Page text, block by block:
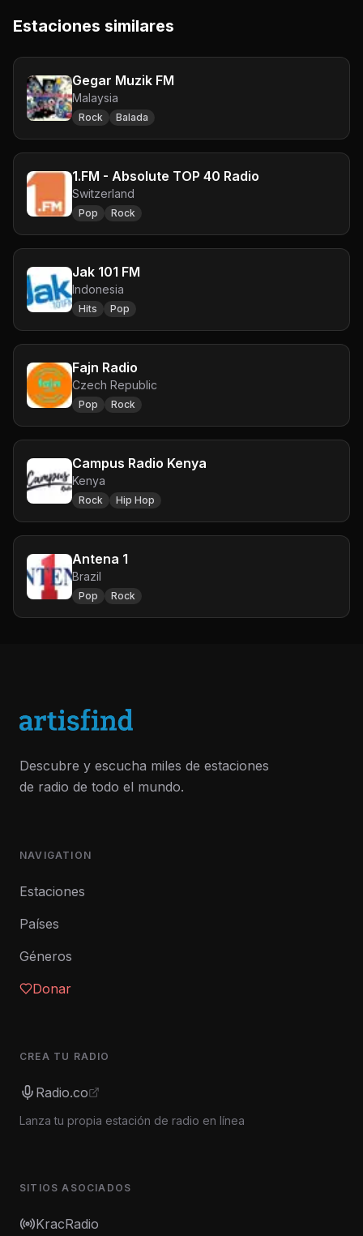
Estaciones similares
Gegar Muzik FM
Malaysia
Rock Balada
1.FM - Absolute TOP 40 Radio
Switzerland
Pop Rock
Jak 101 FM
Indonesia
Hits Pop
Fajn Radio
Czech Republic
Pop Rock
Campus Radio Kenya
Kenya
Rock Hip Hop
Antena 1
Brazil
Pop Rock
Descubre y escucha miles de estaciones
de radio de todo el mundo.
NAVIGATION
Estaciones
Países
Géneros
Donar
CREA TU RADIO
Radio.co
Lanza tu propia estación de radio en línea
SITIOS ASOCIADOS
KracRadio